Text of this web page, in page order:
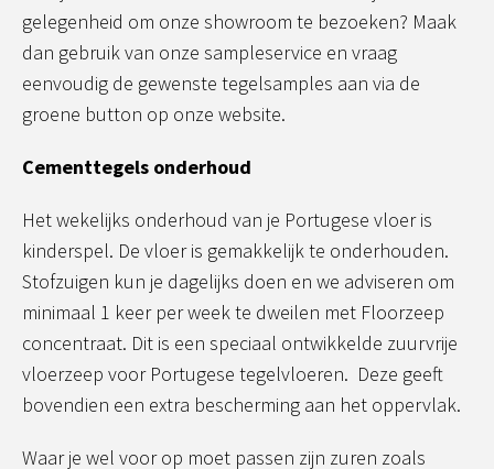
gelegenheid om onze showroom te bezoeken? Maak
dan gebruik van onze sampleservice en vraag
eenvoudig de gewenste tegelsamples aan via de
groene button op onze website.
Cementtegels onderhoud
Het wekelijks onderhoud van je Portugese vloer is
kinderspel. De vloer is gemakkelijk te onderhouden.
Stofzuigen kun je dagelijks doen en we adviseren om
minimaal 1 keer per week te dweilen met Floorzeep
concentraat. Dit is een speciaal ontwikkelde zuurvrije
vloerzeep voor Portugese tegelvloeren. Deze geeft
bovendien een extra bescherming aan het oppervlak.
Waar je wel voor op moet passen zijn zuren zoals